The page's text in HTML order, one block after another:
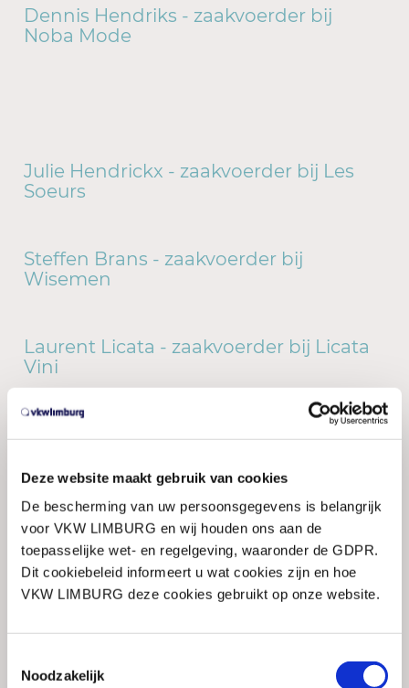
Deze website maakt gebruik van cookies
De bescherming van uw persoonsgegevens is belangrijk
voor VKW LIMBURG en wij houden ons aan de
toepasselijke wet- en regelgeving, waaronder de GDPR.
Dit cookiebeleid informeert u wat cookies zijn en hoe
VKW LIMBURG deze cookies gebruikt op onze website.
Noodzakelijk
Dennis Hendriks - zaakvoerder bij
Noba Mode
Julie Hendrickx - zaakvoerder bij Les
Soeurs
Steffen Brans - zaakvoerder bij
Wisemen
Laurent Licata - zaakvoerder bij Licata
Vini
Peter Manet - eigenaar van Yontec
Christa Jouck - CEO van Officenter
Group